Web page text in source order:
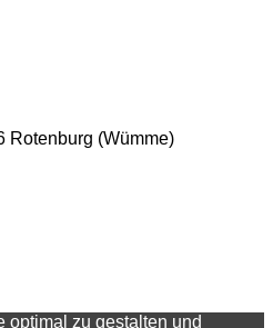
Rotenburg (Wümme)
optimal zu gestalten und